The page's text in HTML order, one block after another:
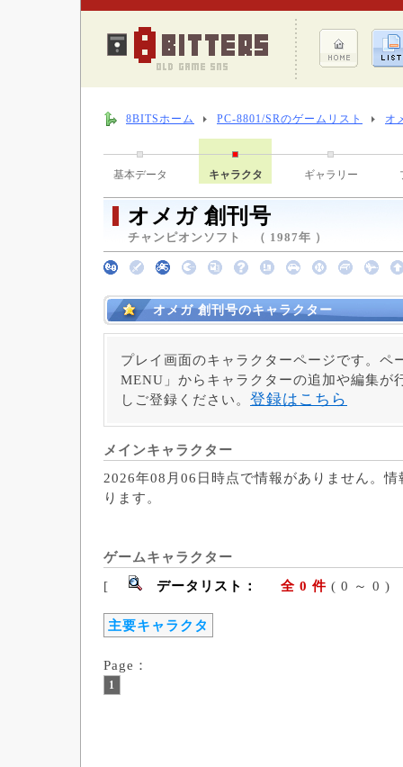
8BITSホーム PC-8801/SRのゲームリスト オ
基本データ キャラクタ ギャラリー
オメガ 創刊号
チャンピオンソフト （ 1987年 ）
オメガ 創刊号のキャラクター
プレイ画面のキャラクターページです。ペ
MENU」からキャラクターの追加や編集が
しご登録ください。 登録はこちら
メインキャラクター
2026年08月06日時点で情報がありません。
ります。
ゲームキャラクター
[
データリスト： 全 0 件 ( 0
主要キャラクタ
Page：
1